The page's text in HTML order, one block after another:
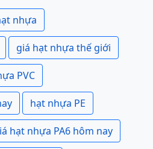
nhựa
giá hạt nhựa thế giới
PVC
hạt nhựa PE
hạt nhựa PA6 hôm nay